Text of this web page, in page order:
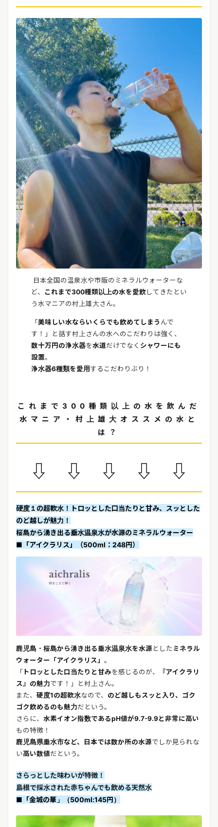
日本全国の温泉水や市販のミネラルウォーターな
ど、
これまで300種類以上の水を愛飲してきたとい
う水マニアの村上雄大さん。
「美味しい水ならいくらでも飲めてしまう んで
す！」と話す村上さんの水へのこだわりは強く、
数十万円の浄水器を水道だけでなく シャワーにも
設置。
浄水器6種類を愛用するこだわりぶり！
これまで300種類以上の水を飲んだ
水マニア・村上雄大オススメの水と
は？
⇩ ⇩ ⇩ ⇩ ⇩
硬度１の超軟水！トロッとした口当たりと甘み、スッとした
のど越しが魅力！
桜島から湧き出る垂水温泉水が水源のミネラルウォーター
■「アイクラリス」（500ml：248円）
鹿児島・桜島から湧き出る垂水温泉水を水源 とした ミネラル
ウォーター「アイクラリス」 。
「 トロッとした口当たりと甘みを感じるのが、
『アイクラリ
ス』の魅力です！」と村上さん。
また、 硬度1の超軟水なので、 のど越しもスッと入り、ゴク
ゴク飲めるのも魅力だという。
さらに、 水素イオン指数であるpH値が9.7-9.9と非常に高い
もの特徴！
鹿児島県垂水市など、日本では数か所の水源でしか見られな
い高い数値だという。
さらっとした味わいが特徴！
島根で採水された赤ちゃんでも飲める天然水
■「金城の華」（500ml:145円）